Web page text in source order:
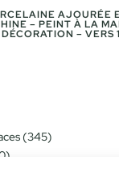
AJOURÉE
– PEINT À LA
DÉCORATION – VERS
345345
390